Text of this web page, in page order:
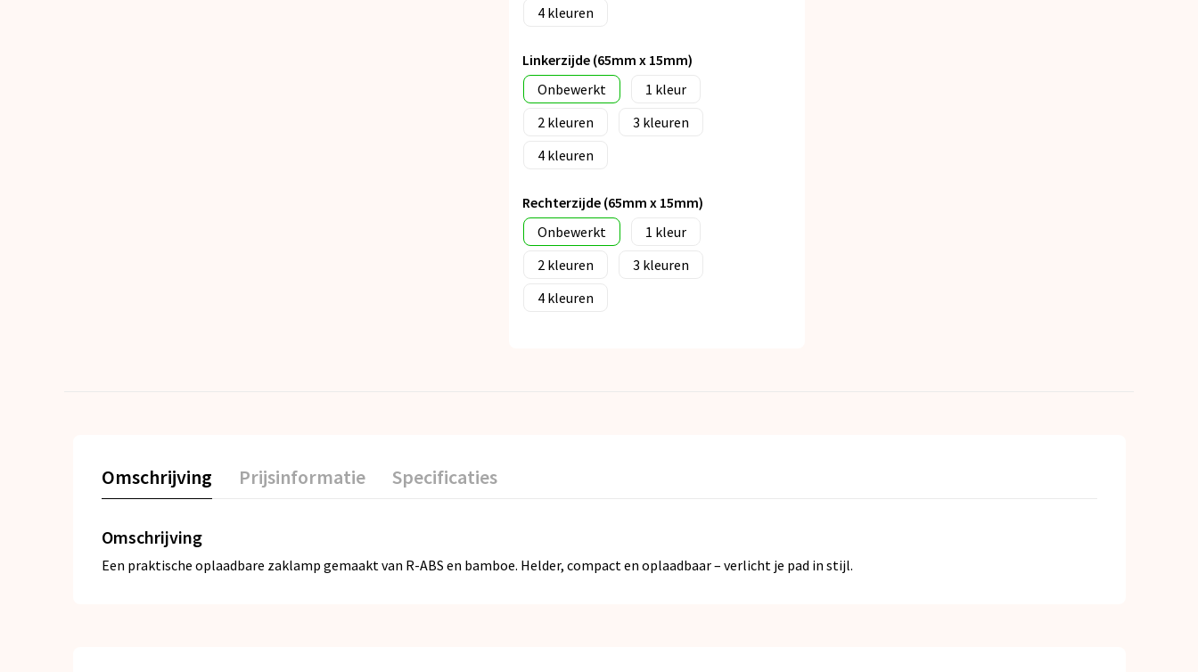
4
Linkerzijde (65mm x 15mm)
Onbewerkt
1
2
3
4
Rechterzijde (65mm x 15mm)
Onbewerkt
1
2
3
4
Omschrijving Prijsinformatie Specificaties
Omschrijving
Een praktische oplaadbare zaklamp gemaakt van R-ABS en bamboe. Helder, compact en oplaadbaar – verlicht je pad in stijl.